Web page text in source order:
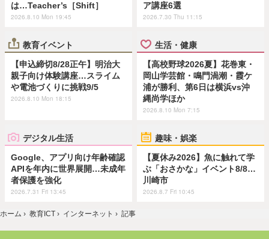
は…Teacher’s［Shift］
2026.8.10 Mon 19:45
ア講座6選
2026.7.30 Thu 11:15
教育イベント
【申込締切8/28正午】明治大
親子向け体験講座…スライム
や電池づくりに挑戦9/5
2026.8.10 Mon 18:15
生活・健康
【高校野球2026夏】花巻東・
岡山学芸館・鳴門渦潮・霞ケ
浦が勝利、第6日は横浜vs沖
縄尚学ほか
2026.8.10 Mon 7:15
デジタル生活
Google、アプリ向け年齢確認
APIを年内に世界展開…未成年
者保護を強化
2026.7.31 Fri 13:45
趣味・娯楽
【夏休み2026】魚に触れて学
ぶ「おさかな」イベント8/8…
川崎市
2026.8.7 Fri 10:45
ホーム › 教育ICT › インターネット › 記事